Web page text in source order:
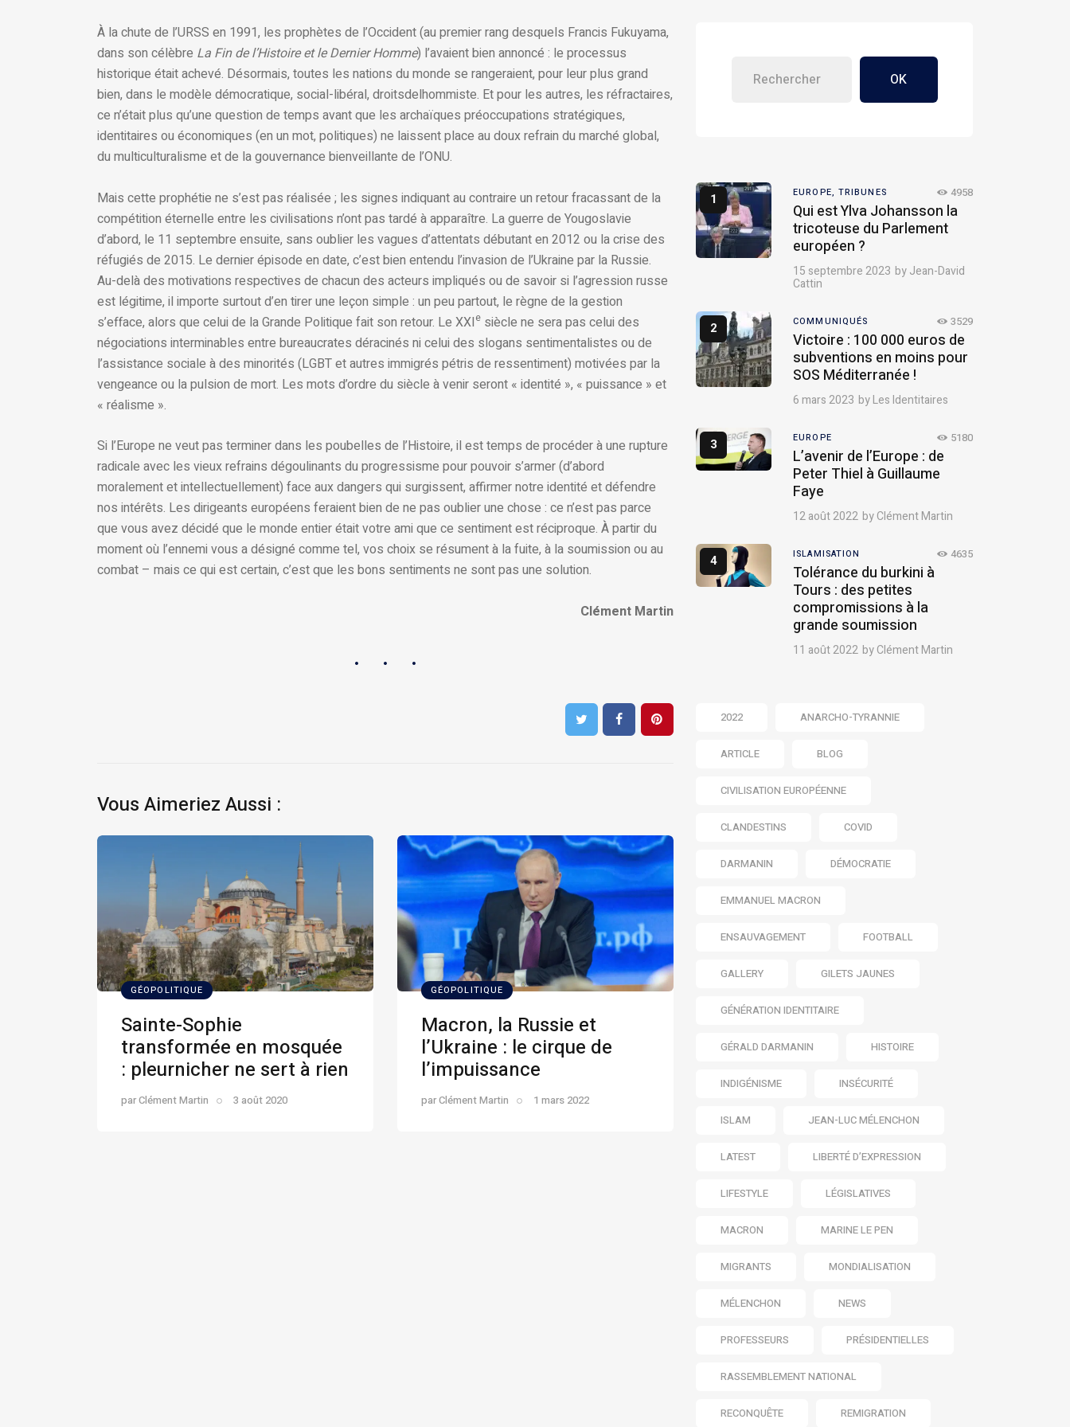
À la chute de l’URSS en 1991, les prophètes de l’Occident (au premier rang desquels Francis Fukuyama,
dans son célèbre La Fin de l’Histoire et le Dernier Homme) l’avaient bien annoncé : le processus
historique était achevé. Désormais, toutes les nations du monde se rangeraient, pour leur plus grand
bien, dans le modèle démocratique, social-libéral, droitsdelhommiste. Et pour les autres, les réfractaires,
ce n’était plus qu’une question de temps avant que les archaïques préoccupations stratégiques,
identitaires ou économiques (en un mot, politiques) ne laissent place au doux refrain du marché global,
du multiculturalisme et de la gouvernance bienveillante de l’ONU.
Mais cette prophétie ne s’est pas réalisée ; les signes indiquant au contraire un retour fracassant de la
compétition éternelle entre les civilisations n’ont pas tardé à apparaître. La guerre de Yougoslavie
d’abord, le 11 septembre ensuite, sans oublier les vagues d’attentats débutant en 2012 ou la crise des
réfugiés de 2015. Le dernier épisode en date, c’est bien entendu l’invasion de l’Ukraine par la Russie.
Au-delà des motivations respectives de chacun des acteurs impliqués ou de savoir si l’agression russe
est légitime, il importe surtout d’en tirer une leçon simple : un peu partout, le règne de la gestion
s’efface, alors que celui de la Grande Politique fait son retour. Le XXIe siècle ne sera pas celui des
négociations interminables entre bureaucrates déracinés ni celui des slogans sentimentalistes ou de
l’assistance sociale à des minorités (LGBT et autres immigrés pétris de ressentiment) motivées par la
vengeance ou la pulsion de mort. Les mots d’ordre du siècle à venir seront « identité », « puissance » et
« réalisme ».
Si l’Europe ne veut pas terminer dans les poubelles de l’Histoire, il est temps de procéder à une rupture
radicale avec les vieux refrains dégoulinants du progressisme pour pouvoir s’armer (d’abord
moralement et intellectuellement) face aux dangers qui surgissent, affirmer notre identité et défendre
nos intérêts. Les dirigeants européens feraient bien de ne pas oublier une chose : ce n’est pas parce
que vous avez décidé que le monde entier était votre ami que ce sentiment est réciproque. À partir du
moment où l’ennemi vous a désigné comme tel, vos choix se résument à la fuite, à la soumission ou au
combat – mais ce qui est certain, c’est que les bons sentiments ne sont pas une solution.
Clément Martin
Vous Aimeriez Aussi :
GÉOPOLITIQUE
Sainte-Sophie
transformée en mosquée
: pleurnicher ne sert à rien
parClément Martin 3 août 2020
GÉOPOLITIQUE
Macron, la Russie et
l’Ukraine : le cirque de
l’impuissance
parClément Martin 1 mars 2022
OK
EUROPE, TRIBUNES 4958
Qui est Ylva Johansson la
tricoteuse du Parlement
européen ?
15 septembre 2023 byJean-David
Cattin
COMMUNIQUÉS 3529
Victoire : 100 000 euros de
subventions en moins pour
SOS Méditerranée !
6 mars 2023 byLes Identitaires
EUROPE 5180
L’avenir de l’Europe : de
Peter Thiel à Guillaume
Faye
12 août 2022 byClément Martin
ISLAMISATION 4635
Tolérance du burkini à
Tours : des petites
compromissions à la
grande soumission
11 août 2022 byClément Martin
2022 ANARCHO-TYRANNIE
ARTICLE BLOG
CIVILISATION EUROPÉENNE
CLANDESTINS COVID
DARMANIN DÉMOCRATIE
EMMANUEL MACRON
ENSAUVAGEMENT FOOTBALL
GALLERY GILETS JAUNES
GÉNÉRATION IDENTITAIRE
GÉRALD DARMANIN HISTOIRE
INDIGÉNISME INSÉCURITÉ
ISLAM JEAN-LUC MÉLENCHON
LATEST LIBERTÉ D’EXPRESSION
LIFESTYLE LÉGISLATIVES
MACRON MARINE LE PEN
MIGRANTS MONDIALISATION
MÉLENCHON NEWS
PROFESSEURS PRÉSIDENTIELLES
RASSEMBLEMENT NATIONAL
RECONQUÊTE REMIGRATION